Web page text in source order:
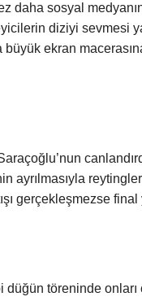
daha sosyal
diziyi sevmesi
ekran
ayrılmasıyla
gerçekleşmezse final
töreninde